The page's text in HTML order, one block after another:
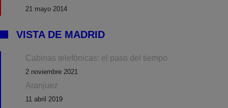
21 mayo 2014
VISTA DE MADRID
Cabinas telefónicas: el paso del tiempo
2 noviembre 2021
Aranjuez
11 abril 2019